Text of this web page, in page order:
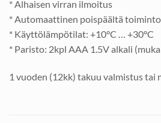
* Alhaisen virran ilmoitus
* Automaattinen poispäältä
* Käyttölämpötilat: +10°C … +30°C
* Paristo: 2kpl AAA 1.5V alkali
1 vuoden (12kk) takuu valmistus tai